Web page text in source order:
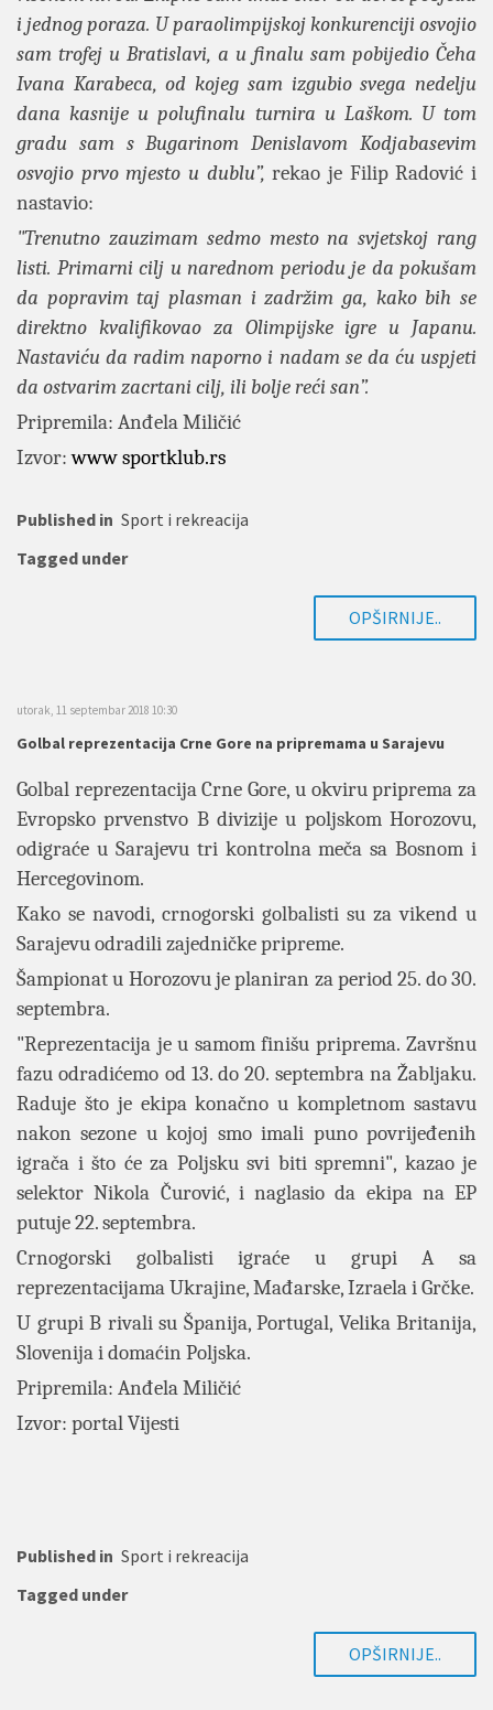
i jednog poraza. U paraolimpijskoj konkurenciji osvojio
sam trofej u Bratislavi, a u finalu sam pobijedio Čeha
Ivana Karabeca, od kojeg sam izgubio svega nedelju
dana kasnije u polufinalu turnira u Laškom. U tom
gradu sam s Bugarinom Denislavom Kodjabasevim
osvojio prvo mjesto u dublu”, rekao je Filip Radović i
nastavio:
"Trenutno zauzimam sedmo mesto na svjetskoj rang
listi. Primarni cilj u narednom periodu je da pokušam
da popravim taj plasman i zadržim ga, kako bih se
direktno kvalifikovao za Olimpijske igre u Japanu.
Nastaviću da radim naporno i nadam se da ću uspjeti
da ostvarim zacrtani cilj, ili bolje reći san”.
Pripremila: Anđela Miličić
Izvor:www sportklub.rs
Published in Sport i rekreacija
Tagged under
OPŠIRNIJE..
utorak, 11 septembar 2018 10:30
Golbal reprezentacija Crne Gore na pripremama u Sarajevu
Golbal reprezentacija Crne Gore, u okviru priprema za
Evropsko prvenstvo B divizije u poljskom Horozovu,
odigraće u Sarajevu tri kontrolna meča sa Bosnom i
Hercegovinom.
Kako se navodi, crnogorski golbalisti su za vikend u
Sarajevu odradili zajedničke pripreme.
Šampionat u Horozovu je planiran za period 25. do 30.
septembra.
"Reprezentacija je u samom finišu priprema. Završnu
fazu odradićemo od 13. do 20. septembra na Žabljaku.
Raduje što je ekipa konačno u kompletnom sastavu
nakon sezone u kojoj smo imali puno povrijeđenih
igrača i što će za Poljsku svi biti spremni", kazao je
selektor Nikola Čurović, i naglasio da ekipa na EP
putuje 22. septembra.
Crnogorski golbalisti igraće u grupi A sa
reprezentacijama Ukrajine, Mađarske, Izraela i Grčke.
U grupi B rivali su Španija, Portugal, Velika Britanija,
Slovenija i domaćin Poljska.
Pripremila: Anđela Miličić
Izvor: portal Vijesti
Published in Sport i rekreacija
Tagged under
OPŠIRNIJE..